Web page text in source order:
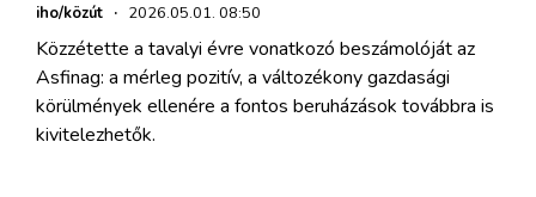
iho/közút · 2026.05.01. 08:50
Közzétette a tavalyi évre vonatkozó beszámolóját az
Asfinag: a mérleg pozitív, a változékony gazdasági
körülmények ellenére a fontos beruházások továbbra is
kivitelezhetők.